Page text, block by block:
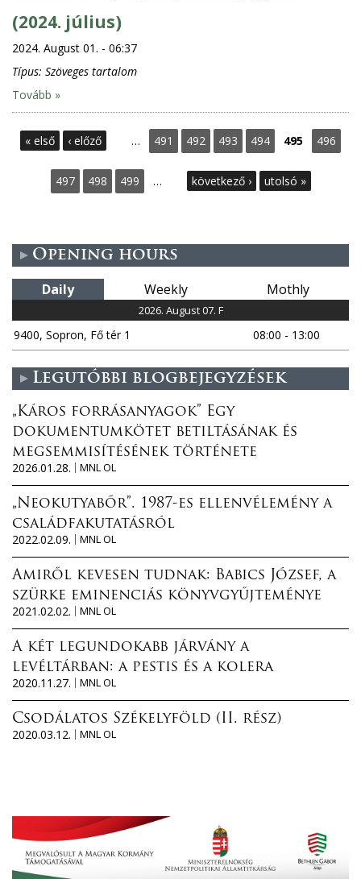
(2024. július)
2024. August 01. - 06:37
Típus: Szöveges tartalom
Tovább »
P
e
s
« első ‹ előző … 491 492 493 494 495 496
497 498 499 … következő › utolsó »
Opening hours
Daily Weekly Mothly
2026. August 07. F
9400, Sopron, Fő tér 1 08:00 - 13:00
Legutóbbi blogbejegyzések
„Káros forrásanyagok” Egy
dokumentumkötet betiltásának és
megsemmisítésének története
2026.01.28.
MNL OL
„Neokutyabőr”. 1987-es ellenvélemény a
családfakutatásról
2022.02.09.
MNL OL
Amiről kevesen tudnak: Babics József, a
szürke eminenciás könyvgyűjteménye
2021.02.02.
MNL OL
A két legundokabb járvány a
levéltárban: a pestis és a kolera
2020.11.27.
MNL OL
Csodálatos Székelyföld (II. rész)
2020.03.12.
MNL OL